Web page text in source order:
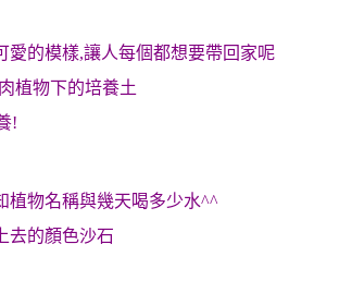
愛的模樣,讓人每個都想要帶回家呢
植物下的培養土
!
植物名稱與幾天喝多少水^^
去的顏色沙石